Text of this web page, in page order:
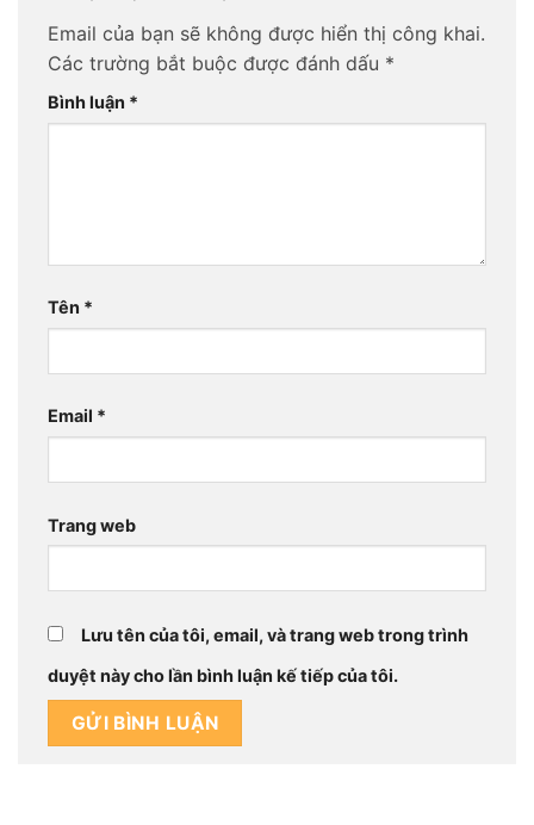
Email của bạn sẽ không được hiển thị công khai.
Các trường bắt buộc được đánh dấu *
Bình luận *
Tên *
Email *
Trang web
Lưu tên của tôi, email, và trang web trong trình
duyệt này cho lần bình luận kế tiếp của tôi.